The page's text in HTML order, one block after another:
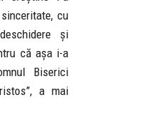
cu
și
că așa i-a
Biserici
a mai